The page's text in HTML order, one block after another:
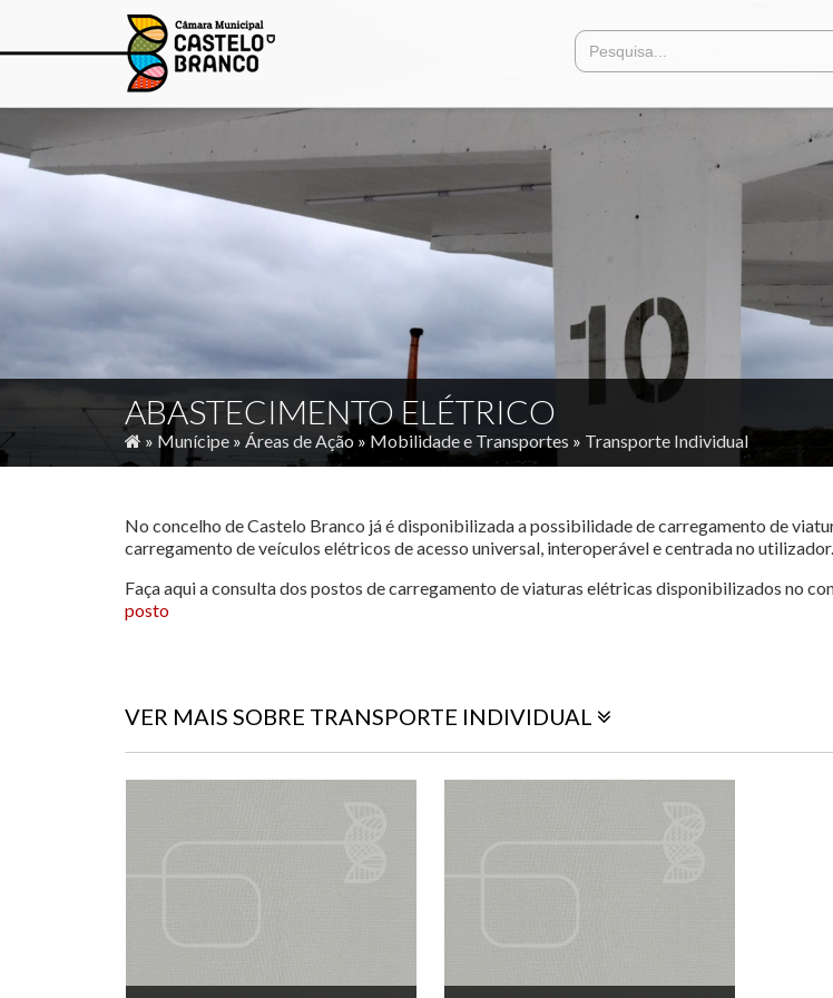
ABASTECIMENTO ELÉTRICO
» Munícipe » Áreas de Ação » Mobilidade e Transportes » Transporte Individual
No concelho de Castelo Branco já é disponibilizada a possibilidade de carregamento de
carregamento de veículos elétricos de acesso universal, interoperável e centrada no utilizador.
Faça aqui a consulta dos postos de carregamento de viaturas elétricas disponibilizados no
posto
VER MAIS SOBRE TRANSPORTE INDIVIDUAL